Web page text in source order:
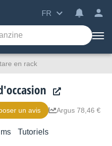
FR
en rack
un avis Argus 78,46 €
Tutoriels